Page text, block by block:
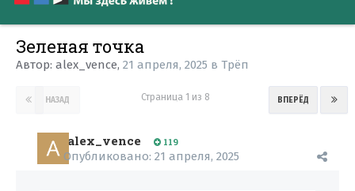
Зеленая точка
Автор: alex_vence, 21 апреля, 2025 в Трёп
НАЗАД ВПЕРЁД
Страница 1 из 8
alex_vence 119
Опубликовано: 21 апреля, 2025